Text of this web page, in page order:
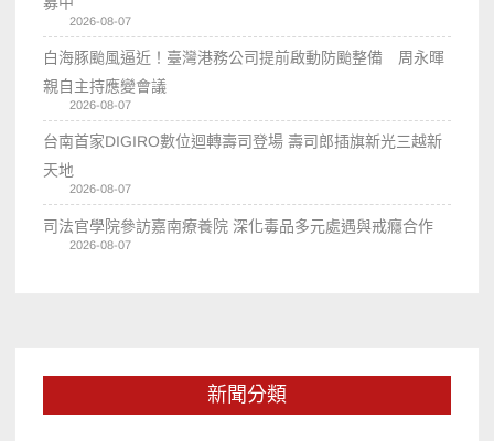
2026-08-07
白海豚颱風逼近！臺灣港務公司提前啟動防颱整備 周永暉
親自主持應變會議
2026-08-07
台南首家DIGIRO數位迴轉壽司登場 壽司郎插旗新光三越新
天地
2026-08-07
司法官學院參訪嘉南療養院 深化毒品多元處遇與戒癮合作
2026-08-07
新聞分類